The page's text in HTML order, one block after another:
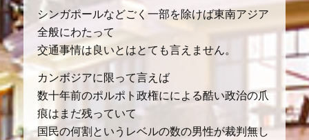
シンガポールなどごく一部を除けば東南アジア
全般にわたって
交通事情は良いとはとても言えません。
カンボジアに限って言えば
数十年前のポルポト政権にによる酷い政治の爪
痕はまだ残っていて
国民の何割というレベルの数の男性が裁判無し